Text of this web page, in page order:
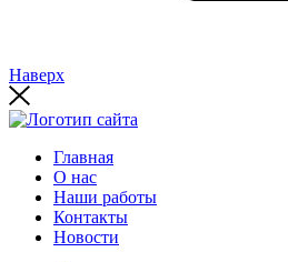
Наверх
Главная
О нас
Наши работы
Контакты
Новости